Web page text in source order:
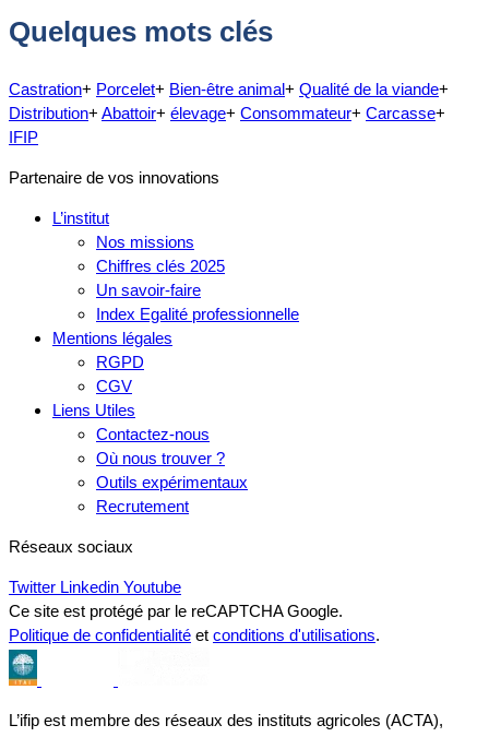
Quelques mots clés
Castration+ Porcelet+ Bien-être animal+ Qualité de la viande+
Distribution+ Abattoir+ élevage+ Consommateur+ Carcasse+
IFIP
Partenaire de vos innovations
L’institut
Nos missions
Chiffres clés 2025
Un savoir-faire
Index Egalité professionnelle
Mentions légales
RGPD
CGV
Liens Utiles
Contactez-nous
Où nous trouver ?
Outils expérimentaux
Recrutement
Réseaux sociaux
Twitter Linkedin Youtube
Ce site est protégé par le reCAPTCHA Google.
Politique de confidentialité et conditions d'utilisations.
L’ifip est membre des réseaux des instituts agricoles (ACTA),